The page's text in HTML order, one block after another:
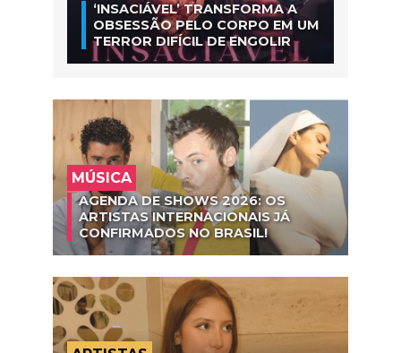
‘INSACIÁVEL’ TRANSFORMA A
OBSESSÃO PELO CORPO EM UM
TERROR DIFÍCIL DE ENGOLIR
MÚSICA
AGENDA DE SHOWS 2026: OS
ARTISTAS INTERNACIONAIS JÁ
CONFIRMADOS NO BRASIL!